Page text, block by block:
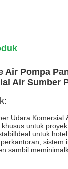
Air Pompa
Air Sumber
Udara Komersial
untuk
untuk
sistem
sambil